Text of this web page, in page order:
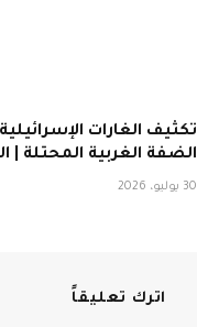
تكثيف الغارات
الضفة الغربية المحتلة |
30 يوليو، 2026
اترك تعليقاً